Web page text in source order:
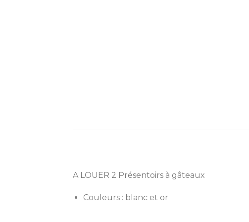
A LOUER 2 Présentoirs à gâteaux
Couleurs : blanc et or